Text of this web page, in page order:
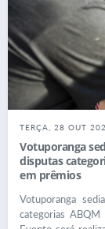
TERÇA, 28 OUT
Votuporanga
disputas
em prêmios
Votuporanga
categorias